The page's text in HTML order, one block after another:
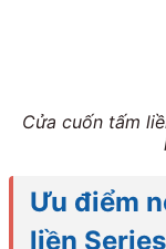
Cửa cuốn tấm
Ưu điểm
liền